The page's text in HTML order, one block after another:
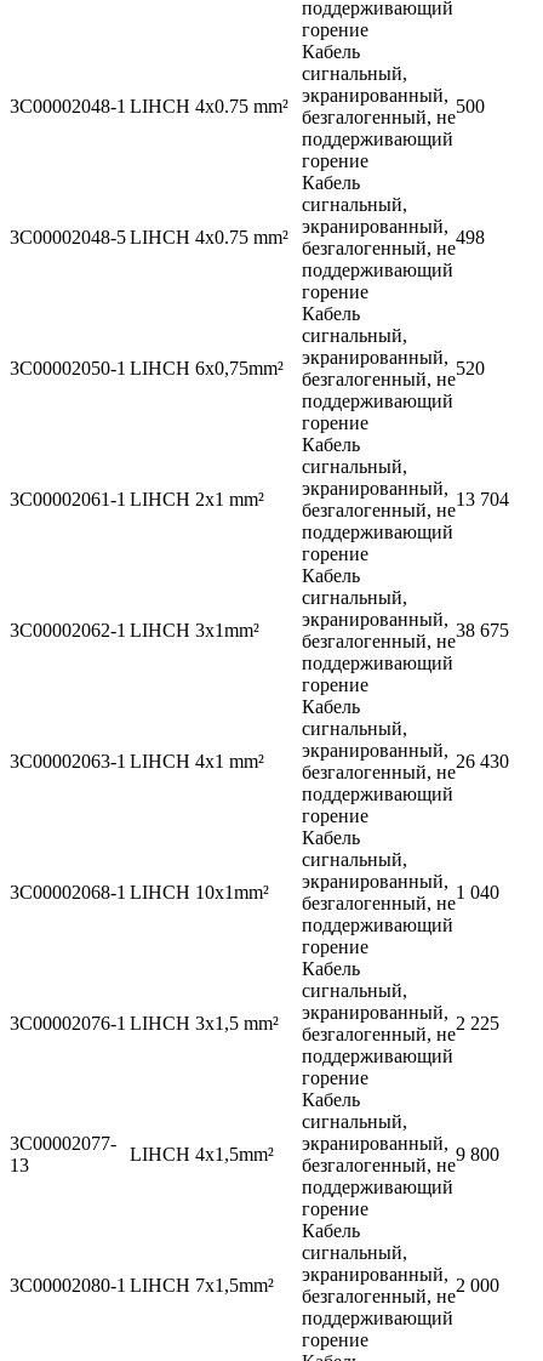
поддерживающий
горение
3C00002048-1 LIHCH 4x0.75 mm²
Кабель
сигнальный,
экранированный,
безгалогенный, не
поддерживающий
горение
500
3C00002048-5LIHCH 4x0.75 mm²
Кабель
сигнальный,
экранированный,
безгалогенный, не
поддерживающий
горение
498
3C00002050-1 LIHCH 6x0,75mm²
Кабель
сигнальный,
экранированный,
безгалогенный, не
поддерживающий
горение
520
3C00002061-1 LIHCH 2x1 mm²
Кабель
сигнальный,
экранированный,
безгалогенный, не
поддерживающий
горение
13 704
3C00002062-1 LIHCH 3x1mm²
Кабель
сигнальный,
экранированный,
безгалогенный, не
поддерживающий
горение
38 675
3C00002063-1 LIHCH 4x1 mm²
Кабель
сигнальный,
экранированный,
безгалогенный, не
поддерживающий
горение
26 430
3C00002068-1 LIHCH 10x1mm²
Кабель
сигнальный,
экранированный,
безгалогенный, не
поддерживающий
горение
1 040
3C00002076-1 LIHCH 3x1,5 mm²
Кабель
сигнальный,
экранированный,
безгалогенный, не
поддерживающий
горение
2 225
3C00002077-
13
LIHCH 4x1,5mm²
Кабель
сигнальный,
экранированный,
безгалогенный, не
поддерживающий
горение
9 800
3C00002080-1 LIHCH 7x1,5mm²
Кабель
сигнальный,
экранированный,
безгалогенный, не
поддерживающий
горение
2 000